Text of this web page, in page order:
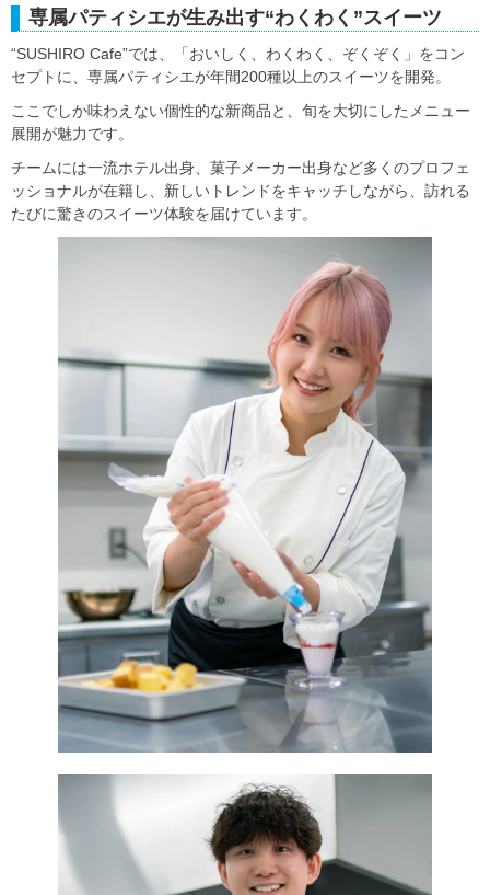
専属パティシエが生み出す“わくわく”スイーツ
“SUSHIRO Cafe”では、「おいしく、わくわく、ぞくぞく」をコン
セプトに、専属パティシエが年間200種以上のスイーツを開発。
ここでしか味わえない個性的な新商品と、旬を大切にしたメニュー
展開が魅力です。
チームには一流ホテル出身、菓子メーカー出身など多くのプロフェ
ッショナルが在籍し、新しいトレンドをキャッチしながら、訪れる
たびに驚きのスイーツ体験を届けています。